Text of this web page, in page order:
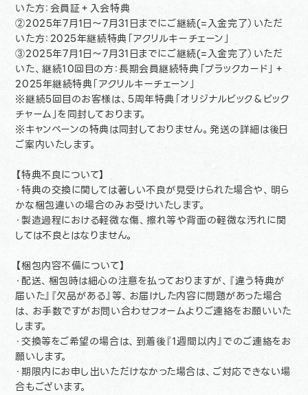
いた方：会員証＋入会特典
②2025年7月1日〜7月31日までにご継続(=入金完了）いただ
いた方：2025年継続特典「アクリルキーチェーン」
③2025年7月1日〜7月31日までにご継続(=入金完了）いただ
いた、継続10回目の方：長期会員継続特典「ブラックカード」＋
2025年継続特典「アクリルキーチェーン」
※継続5回目のお客様は、5周年特典「オリジナルピック＆ピック
チャーム」を同封しております。
※キャンペーンの特典は同封しておりません。発送の詳細は後日
ご案内いたします。
【特典不良について】
・特典の交換に関しては著しい不良が見受けられた場合や、明ら
かな梱包違いの場合のみお受けいたします。
・製造過程における軽微な傷、擦れ等や背面の軽微な汚れに関
しては不良とはなりません。
【梱包内容不備について】
・配送、梱包時は細心の注意を払っておりますが、『違う特典が
届いた』『欠品がある』等、お届けした内容に問題があった場合
は、お手数ですがお問い合わせフォームよりご連絡をお願いいた
します。
・交換等をご希望の場合は、到着後『1週間以内』でのご連絡をお
願いします。
・期限内にお申し出いただけなかった場合は、ご対応できない場
合もございます。